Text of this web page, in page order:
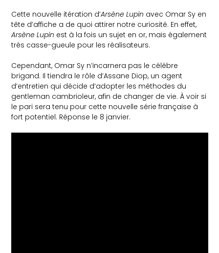
Cette nouvelle itération d’Arsène Lupin avec Omar Sy en
tête d’affiche a de quoi attirer notre curiosité. En effet,
Arsène Lupin est à la fois un sujet en or, mais également
très casse-gueule pour les réalisateurs.
Cependant, Omar Sy n’incarnera pas le célèbre
brigand. Il tiendra le rôle d’Assane Diop, un agent
d’entretien qui décide d’adopter les méthodes du
gentleman cambrioleur, afin de changer de vie. À voir si
le pari sera tenu pour cette nouvelle série française à
fort potentiel. Réponse le 8 janvier.